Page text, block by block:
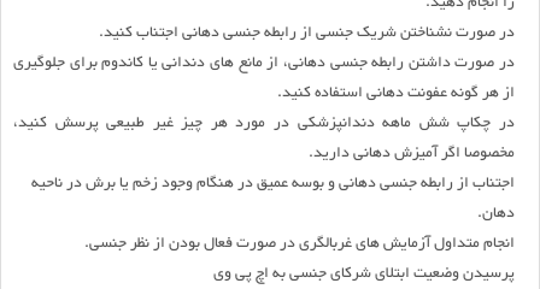
در صورت نشناختن شریک جنسی از رابطه جنسی دهانی اجتناب کنید.
در صورت داشتن رابطه جنسی دهانی، از مانع های دندانی یا کاندوم برای جلوگیری
از هر گونه عفونت دهانی استفاده کنید.
در چکاپ شش ماهه دندانپزشکی در مورد هر چیز غیر طبیعی پرسش کنید،
مخصوصا اگر آمیزش دهانی دارید.
اجتناب از رابطه جنسی دهانی و بوسه عمیق در هنگام وجود زخم یا برش در ناحیه
دهان.
انجام متداول آزمایش های غربالگری در صورت فعال بودن از نظر جنسی.
پرسیدن وضعیت ابتلای شرکای جنسی به اچ پی وی